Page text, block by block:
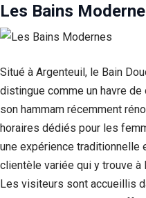
Les Bains
Situé à Argenteuil, le Bain
distingue comme un havre
son hammam récemment
horaires dédiés pour les
une expérience traditionnelle
clientèle variée qui y trouve
Les visiteurs sont accueillis